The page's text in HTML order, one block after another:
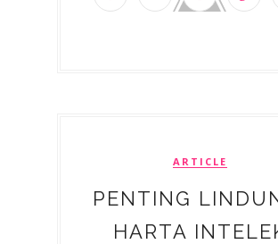
ARTICLE
PENTING
HARTA